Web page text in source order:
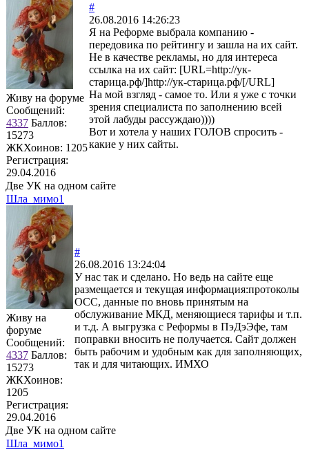
Живу на форуме
Сообщений:
4337 Баллов:
15273
ЖКХоинов: 1205
Регистрация:
29.04.2016
#
26.08.2016 14:26:23
Я на Реформе выбрала компанию -
передовика по рейтингу и зашла на их сайт.
Не в качестве рекламы, но для интереса
ссылка на их сайт: [URL=http://ук-
старица.рф/]http://ук-старица.рф/[/URL]
На мой взгляд - самое то. Или я уже с точки
зрения специалиста по заполнению всей
этой лабуды рассуждаю))))
Вот и хотела у наших ГОЛОВ спросить -
какие у них сайты.
Две УК на одном сайте
Шла_мимо1
Живу на
форуме
Сообщений:
4337 Баллов:
15273
ЖКХоинов:
1205
Регистрация:
29.04.2016
#
26.08.2016 13:24:04
У нас так и сделано. Но ведь на сайте еще
размещается и текущая информация:протоколы
ОСС, данные по вновь принятым на
обслуживание МКД, меняющиеся тарифы и т.п.
и т.д. А выгрузка с Реформы в ПэДэЭфе, там
поправки вносить не получается. Сайт должен
быть рабочим и удобным как для заполняющих,
так и для читающих. ИМХО
Две УК на одном сайте
Шла_мимо1